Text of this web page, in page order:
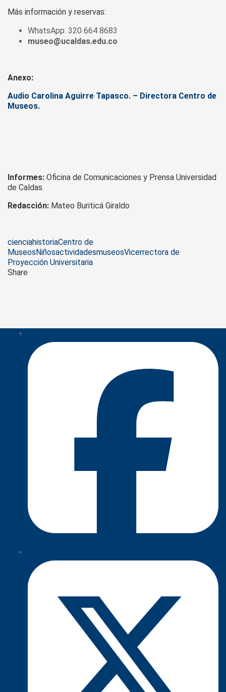
Más información y reservas:
WhatsApp: 320 664 8683
museo@ucaldas.edu.co
Anexo:
Audio Carolina Aguirre Tapasco. – Directora Centro de
Museos.
Informes: Oficina de Comunicaciones y Prensa Universidad
de Caldas.
Redacción: Mateo Buriticá Giraldo
Tags
cienciahistoriaCentro de
MuseosNiñosactividadesmuseosVicerrectora de
Proyección Universitaria
Share